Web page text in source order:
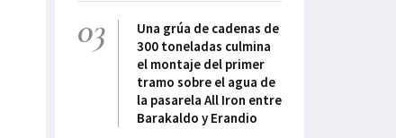
03
Una grúa de cadenas de
300 toneladas culmina
el montaje del primer
tramo sobre el agua de
la pasarela All Iron entre
Barakaldo y Erandio